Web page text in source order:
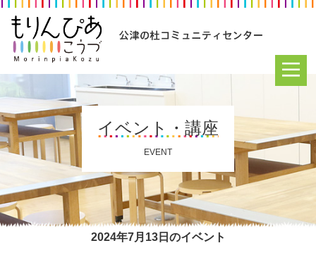
イベント・講座
EVENT
2024年7月13日のイベント